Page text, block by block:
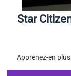
Star
Apprenez-en